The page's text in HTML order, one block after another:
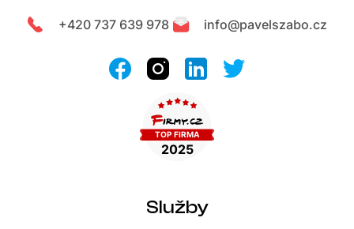
+420 737 639 978 info@pavelszabo.cz
Služby